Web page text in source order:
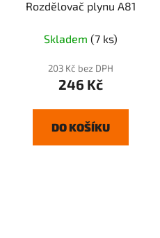
Rozdělovač plynu A81
Skladem (7 ks)
203 Kč bez DPH
246 Kč
DO KOŠÍKU